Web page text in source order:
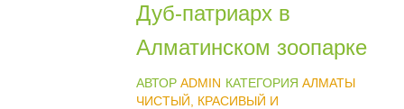
Дуб-патриарх в
Алматинском зоопарке
АВТОР ADMIN КАТЕГОРИЯ АЛМАТЫ
ЧИСТЫЙ, КРАСИВЫЙ И